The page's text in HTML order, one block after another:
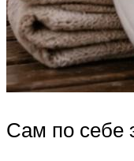
Сам по себе